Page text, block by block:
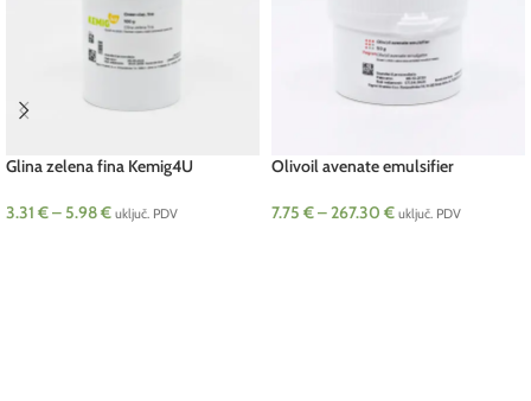
Glina zelena fina Kemig4U
3.31 €– 5.98€ uključ. PDV
Olivoil avenate emulsifier
7.75 €–267.30 € uključ. PDV